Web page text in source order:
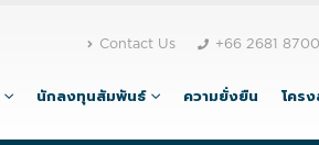
Contact Us +66 2681 8700
นักลงทุนสัมพันธ์ ความยั่งยืน โคร